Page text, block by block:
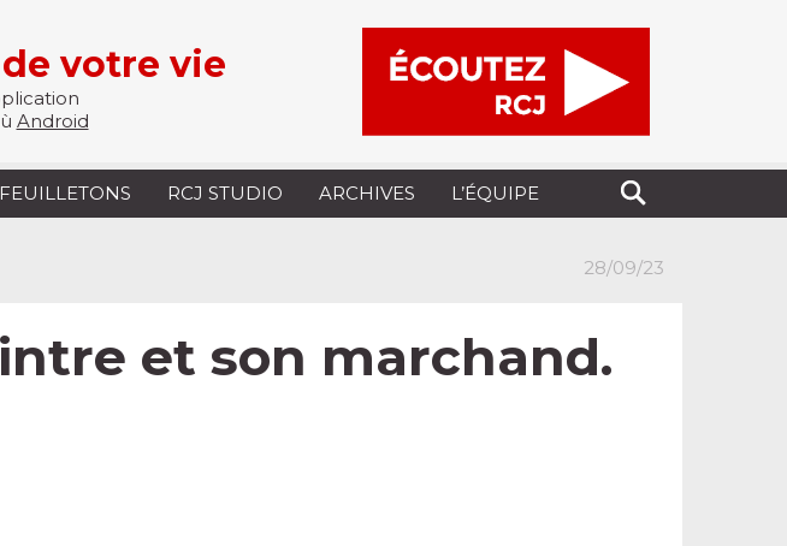
votre vie
Android
FEUILLETONS RCJ STUDIO ARCHIVES L’ÉQUIPE
28/09/23
et son marchand.